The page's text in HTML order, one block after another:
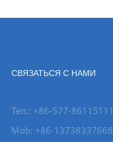
СВЯЗАТЬСЯ С НАМИ
Тел.: +86-577-86115111
Mob: +86-13738337668